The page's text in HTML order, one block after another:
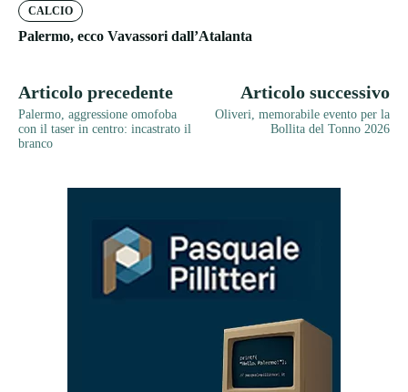
CALCIO
Palermo, ecco Vavassori dall’Atalanta
Articolo precedente
Palermo, aggressione omofoba
con il taser in centro: incastrato il
branco
Articolo successivo
Oliveri, memorabile evento per la
Bollita del Tonno 2026